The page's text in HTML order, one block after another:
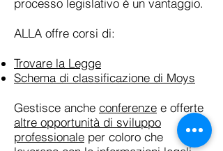
processo legislativo è un vantaggio.
ALLA offre corsi di:
Trovare la Legge
Schema di classificazione di Moys
Gestisce anche conferenze e offerte
altre opportunità di sviluppo
professionale per coloro che